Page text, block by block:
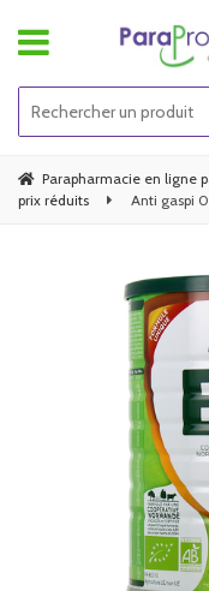
Parapharmacie en ligne
prix réduits
Anti gaspi